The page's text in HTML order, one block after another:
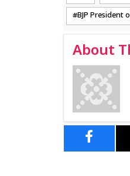
BJP President
About